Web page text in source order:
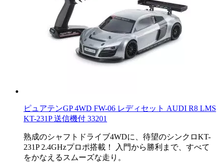
ピュアテンGP 4WD FW-06 レディセット AUDI R8 LMS
KT-231P 送信機付 33201
熟成のシャフトドライブ4WDに、待望のシンクロKT-
231P 2.4GHzプロポ搭載！ 入門から勝利まで、すべて
をかなえるスムーズな走り。